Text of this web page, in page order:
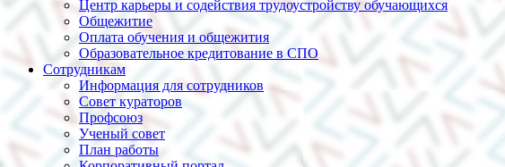
Центр карьеры и содействия трудоустройству обучающихся
Общежитие
Оплата обучения и общежития
Образовательное кредитование в СПО
Сотрудникам
Информация для сотрудников
Совет кураторов
Профсоюз
Ученый совет
План работы